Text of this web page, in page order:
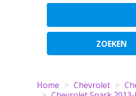
ZOEKEN
Home > Chevrolet >